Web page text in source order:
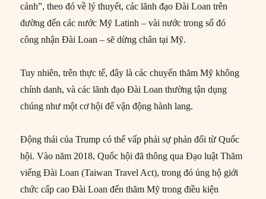
cảnh”, theo đó về lý thuyết, các lãnh đạo Đài Loan trên
đường đến các nước Mỹ Latinh – vài nước trong số đó
công nhận Đài Loan – sẽ dừng chân tại Mỹ.
Tuy nhiên, trên thực tế, đây là các chuyến thăm Mỹ không
chính danh, và các lãnh đạo Đài Loan thường tận dụng
chúng như một cơ hội để vận động hành lang.
Động thái của Trump có thể vấp phải sự phản đối từ Quốc
hội. Vào năm 2018, Quốc hội đã thông qua Đạo luật Thăm
viếng Đài Loan (Taiwan Travel Act), trong đó ủng hộ giới
chức cấp cao Đài Loan đến thăm Mỹ trong điều kiện